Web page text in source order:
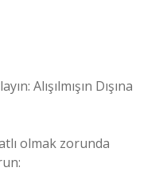
Alışılmışın Dışına
olmak zorunda